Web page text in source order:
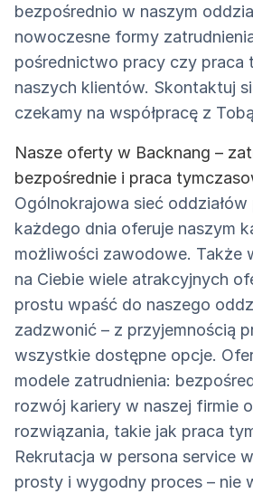
bezpośrednio w naszym
nowoczesne formy
pośrednictwo pracy czy praca
naszych klientów. Skontaktuj
czekamy na współpracę z
Nasze oferty w Backnang –
bezpośrednie i praca
Ogólnokrajowa sieć
każdego dnia oferuje naszym
możliwości zawodowe. Także
na Ciebie wiele atrakcyjnych
prostu wpaść do naszego
zadzwonić – z przyjemnością
wszystkie dostępne opcje.
modele zatrudnienia:
rozwój kariery w naszej firmie
rozwiązania, takie jak praca
Rekrutacja w persona service
prosty i wygodny proces – nie